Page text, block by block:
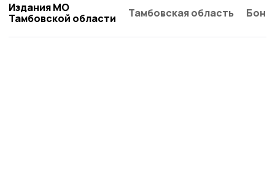
Издания МО
Тамбовской области
Тамбовская область